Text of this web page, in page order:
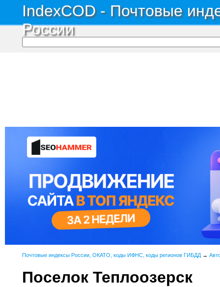
IndexCOD - Почтовые
России
Почтовые индексы России, ОКАТО, коды ИФНС, коды регионов ГИБДД →
Поселок Теплоозерск